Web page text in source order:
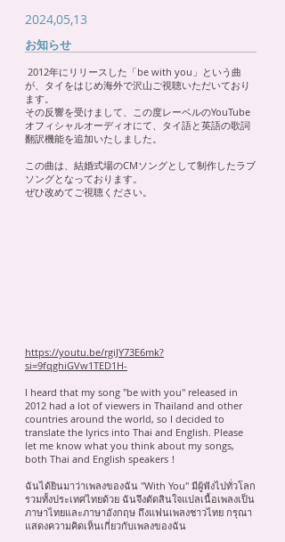
2024,05,13
お知らせ
2012年にリリースした「be with you」という曲
が、タイをはじめ海外で沢山ご視聴いただいており
ます。
その反響を受けまして、この度レーベルのYouTube
オフィシャルオーディオにて、タイ語と英語の歌詞
翻訳機能を追加いたしました。
この曲は、結婚式場のCMソングとして制作したラブ
ソングとなっております。
ぜひ改めてご視聴ください。
https://youtu.be/rgiJY73E6mk?
si=9fqghiGVw1TED1H-
I heard that my song "be with you" released in
2012 had a lot of viewers in Thailand and other
countries around the world, so I decided to
translate the lyrics into Thai and English. Please
let me know what you think about my songs,
both Thai and English speakers！
ฉันได้ยินมาว่าเพลงของฉัน "With You" มีผู้ฟังไปทั่วโลก
รวมทั้งประเทศไทยด้วย ฉันจึงตัดสินใจแปลเนื้อเพลงเป็น
ภาษาไทยและภาษาอังกฤษ ถึงแฟนเพลงชาวไทย กรุณา
แสดงความคิดเห็นเกี่ยวกับเพลงของฉัน